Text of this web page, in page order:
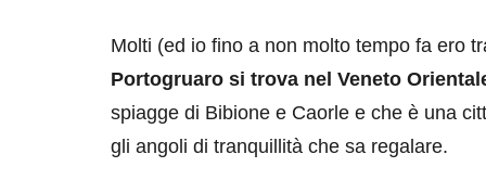
Molti (ed io fino a non molto tempo fa ero
Portogruaro si trova nel Veneto
spiagge di Bibione e Caorle e che è una
gli angoli di tranquillità che sa regalare.